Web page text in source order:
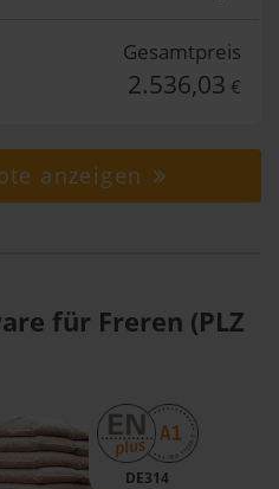
Gesamtpreis
2.536,03 €
anzeigen
für Freren (PLZ
DE314